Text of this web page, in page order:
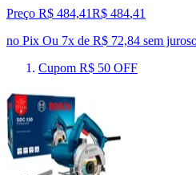
Preço R$ 484,41R$ 484,41
no Pix Ou 7x de R$ 72,84 sem juros
Cupom R$ 50 OFF